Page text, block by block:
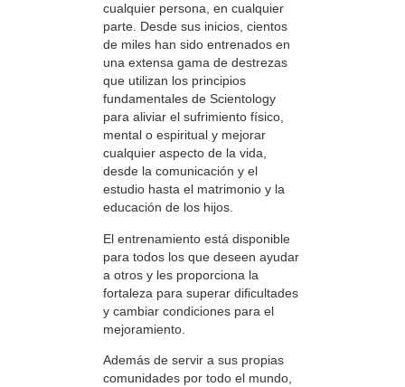
cualquier persona, en cualquier
parte. Desde sus inicios, cientos
de miles han sido entrenados en
una extensa gama de destrezas
que utilizan los principios
fundamentales de Scientology
para aliviar el sufrimiento físico,
mental o espiritual y mejorar
cualquier aspecto de la vida,
desde la comunicación y el
estudio hasta el matrimonio y la
educación de los hijos.
El entrenamiento está disponible
para todos los que deseen ayudar
a otros y les proporciona la
fortaleza para superar dificultades
y cambiar condiciones para el
mejoramiento.
Además de servir a sus propias
comunidades por todo el mundo,